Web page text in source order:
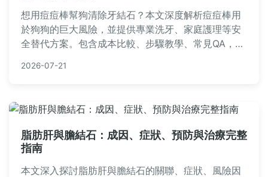
想用痘痘棒幫狗清除牙結石？本文深度解析痘痘棒用
於狗狗的巨大風險，並提供專業洗牙、家庭護理等安
全替代方案。包含成本比較、步驟教學、常見QA，幫
2026-07-21
脂肪肝與膽結石：成因、症狀、預防與治療完整
指南
本文深入探討脂肪肝與膽結石的關聯、症狀、風險因